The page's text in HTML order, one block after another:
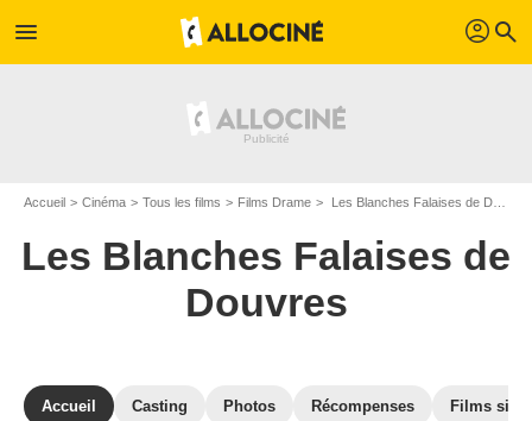
menu profil search
Accueil Cinéma Tous les films Films Drame Les Blanches Falaises de Douvres de Clarence Brown
Les Blanches Falaises de
Douvres
Accueil Casting Photos Récompenses Films